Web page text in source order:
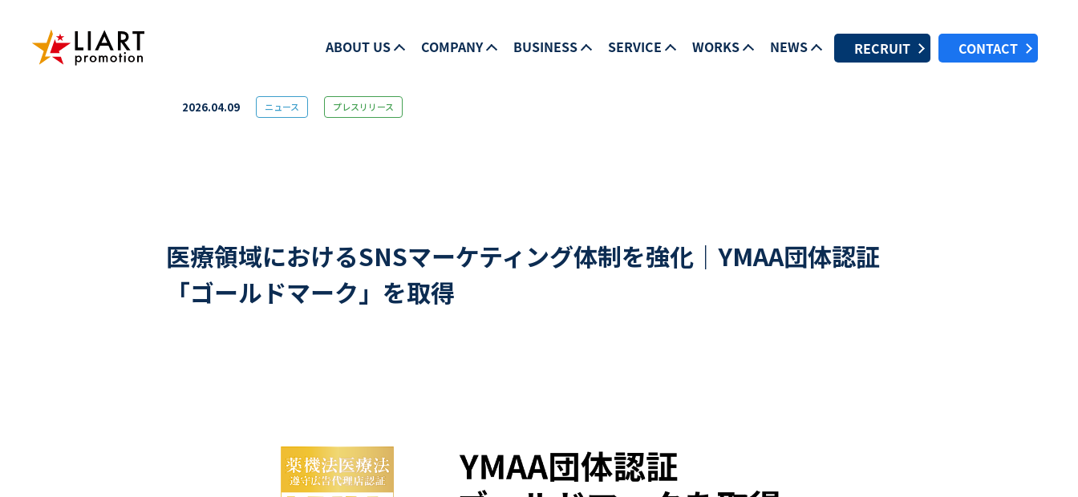
ABOUT US COMPANY BUSINESS SERVICE WORKS NEWS RECRUIT CONTACT
2026.04.09 ニュース プレスリリース
医療領域におけるSNSマーケティング体制を強化｜YMAA団体認証
「ゴールドマーク」を取得